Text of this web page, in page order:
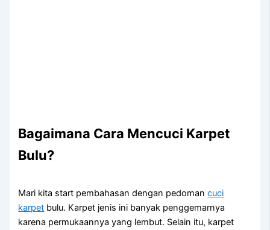
Bagaimana Cara Mencuci Karpet
Bulu?
Mari kita start pembahasan dengan pedomancuci
karpet bulu. Karpet jenis ini banyak penggemarnya
karena permukaannya yang lembut. Selain itu, karpet